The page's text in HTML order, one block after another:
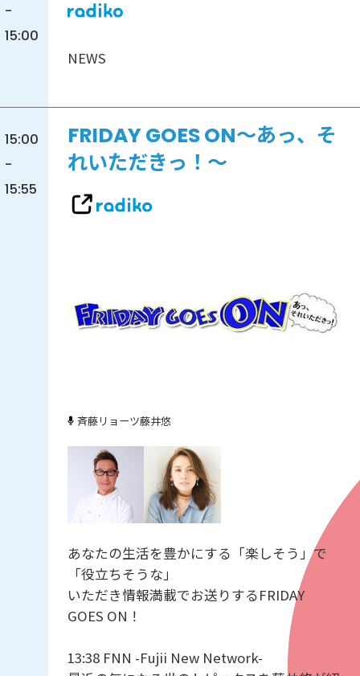
-
15:00
NEWS
15:00
-
15:55
FRIDAY GOES ON～あっ、そ
れいただきっ！～
斉藤リョーツ藤井悠
あなたの生活を豊かにする「楽しそう」で
「役立ちそうな」
いただき情報満載でお送りするFRIDAY
GOES ON！
13:38 FNN -Fujii New Network-